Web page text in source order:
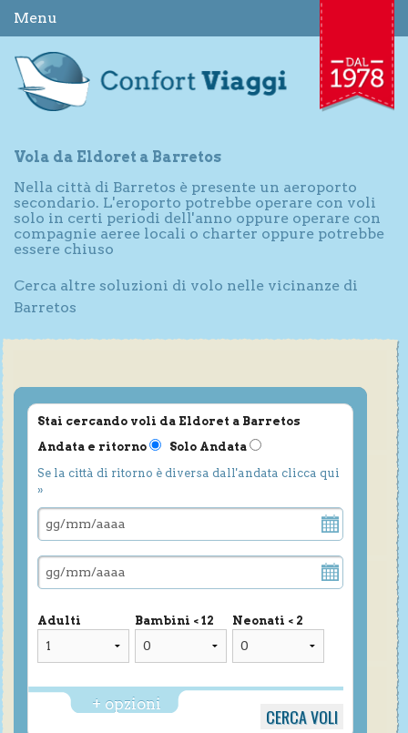
Menu
Vola da Eldoret a Barretos
Nella città di Barretos è presente un aeroporto
secondario. L'eroporto potrebbe operare con voli
solo in certi periodi dell'anno oppure operare con
compagnie aeree locali o charter oppure potrebbe
essere chiuso
Cerca altre soluzioni di volo nelle vicinanze di
Barretos
Stai cercando voli da Eldoret a Barretos
Andata e ritorno
Solo Andata
Se la città di ritorno è diversa dall'andata clicca qui
»
Adulti Bambini < 12 Neonati < 2
+ opzioni